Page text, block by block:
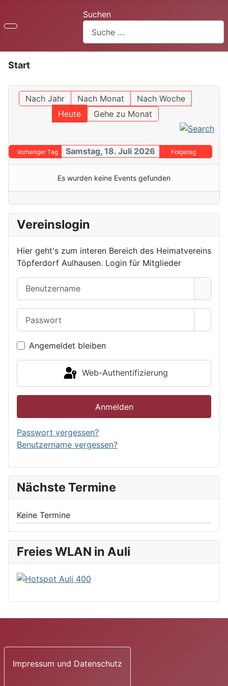
Suchen
Start
Nach Jahr Nach Monat
Nach Woche
Heute
Gehe zu Monat
Vorheriger Tag Samstag, 18. Juli 2026 Folgetag
Es wurden keine Events gefunden
Vereinslogin
Hier geht's zum interen Bereich des Heimatvereins
Töpferdorf Aulhausen. Login für Mitglieder
Angemeldet bleiben
Web-Authentifizierung
Anmelden
Passwort vergessen?
Benutzername vergessen?
Nächste Termine
Keine Termine
Freies WLAN in Auli
Impressum und Datenschutz